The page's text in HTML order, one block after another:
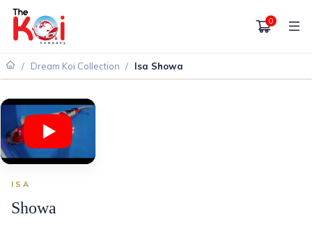
0
/ Dream Koi Collection / Isa Showa
ISA
Showa